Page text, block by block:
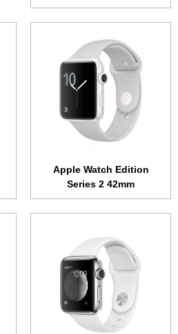
Apple Watch Edition
Series 2 42mm
الشاشة:1.65 بوصة • 390x312 بكسل
الذاكرة الداخلية: 8 جيجابايت
الرام:
نظام التشغيل:
المعالج:ثنائي النواة 780 ميجاهرتز
البطارية:
الذاكرة الداخلية:8 جيجابايت
512 ميجابايت
نظام التشغيل:
المعالج:ثنائي النواة 520 ميجاهرتز